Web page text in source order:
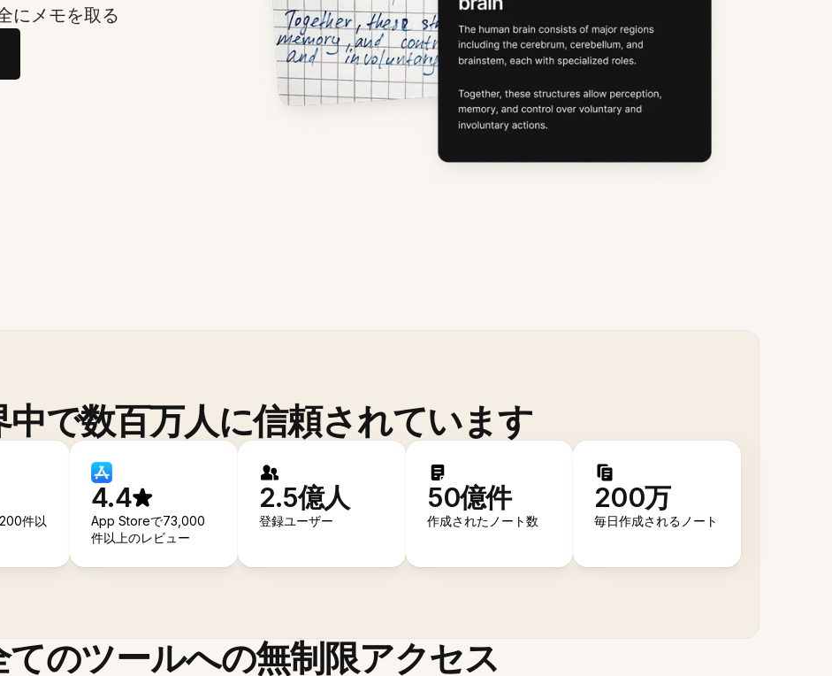
にメモを取る
中で数百万人に信頼されています
件以
4.4
App Storeで73,000
件以上のレビュー
2.5億人
登録ユーザー
50億件
作成されたノート数
200万
毎日作成されるノート
てのツールへの無制限アクセス